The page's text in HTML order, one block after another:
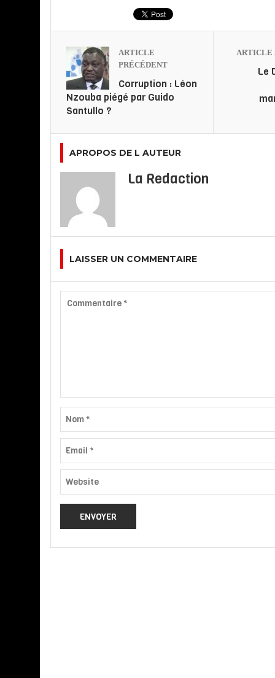
ARTICLE
PRÉCÉDENT
Corruption : Léon
Nzouba piégé par Guido
Santullo ?
ARTICLE
Le
APROPOS DE L AUTEUR
La Redaction
LAISSER UN COMMENTAIRE